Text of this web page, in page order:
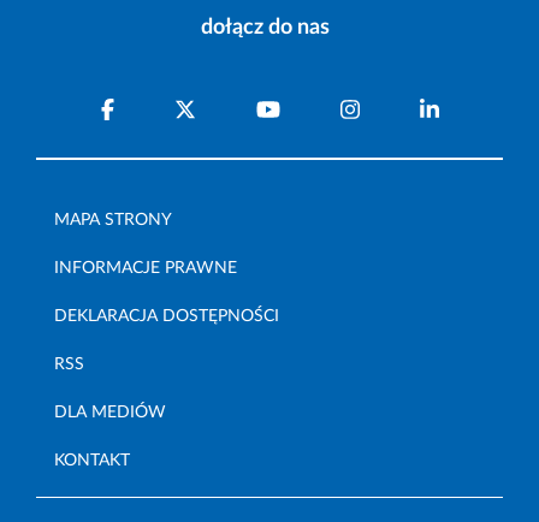
dołącz do nas
MAPA STRONY
INFORMACJE PRAWNE
DEKLARACJA DOSTĘPNOŚCI
RSS
DLA MEDIÓW
KONTAKT